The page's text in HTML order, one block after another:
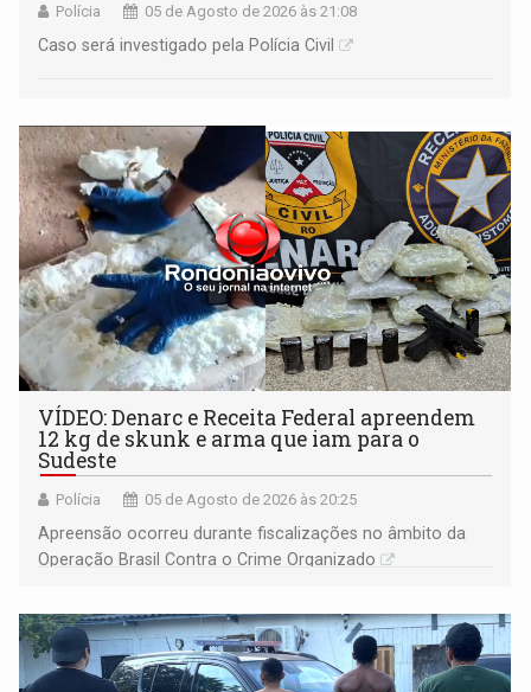
Polícia 05 de Agosto de 2026 às 21:08
Caso será investigado pela Polícia Civil
VÍDEO: Denarc e Receita Federal apreendem
12 kg de skunk e arma que iam para o
Sudeste
Polícia 05 de Agosto de 2026 às 20:25
Apreensão ocorreu durante fiscalizações no âmbito da
Operação Brasil Contra o Crime Organizado